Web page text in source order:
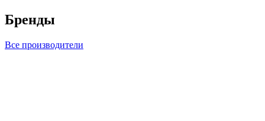
Бренды
Все производители